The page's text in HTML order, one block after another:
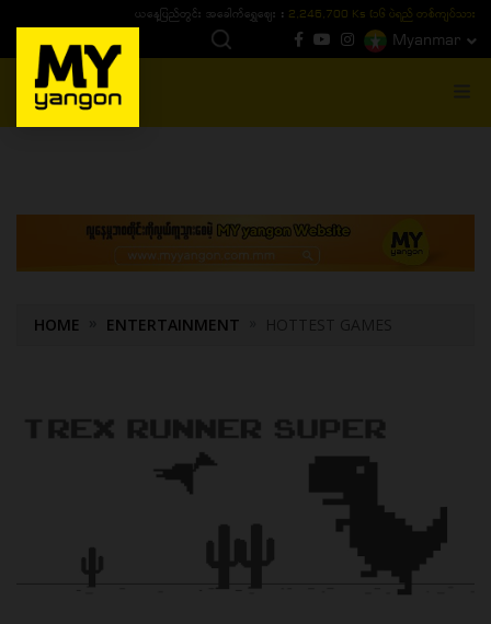
ယနေ့ပြည်တွင်း ၁၅ ပဲရည်ရွှေဈေး :3,770,000 - ပြင်ပပေါက်စျေး (၁၆ ပဲရည် တစ်ကျပ်
Myanmar
MENU
HOME ENTERTAINMENT HOTTEST GAMES